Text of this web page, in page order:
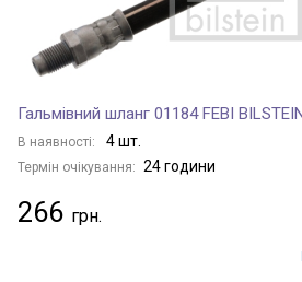
Гальмівний шланг 01184 FEBI
В наявності: 4 шт.
Термін очікування: 24 години
266